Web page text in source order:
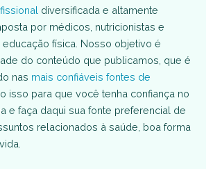
diversificada e altamente
por médicos, nutricionistas e
física. Nosso objetivo é
do conteúdo que publicamos, que é
nas mais confiáveis fontes de
isso para que você tenha confiança no
e faça daqui sua fonte preferencial de
relacionados à saúde, boa forma